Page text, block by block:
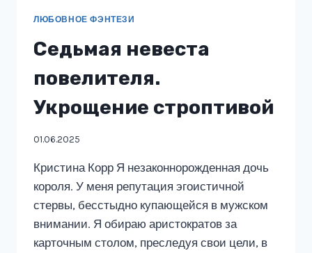
ЛЮБОВНОЕ ФЭНТЕЗИ
Седьмая невеста
повелителя.
Укрощение строптивой
01.06.2025
Кристина Корр Я незаконнорожденная дочь
короля. У меня репутация эгоистичной
стервы, бесстыдно купающейся в мужском
внимании. Я обираю аристократов за
карточным столом, преследуя свои цели, в